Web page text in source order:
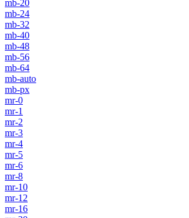
mb-20
mb-24
mb-32
mb-40
mb-48
mb-56
mb-64
mb-auto
mb-px
mr-0
mr-1
mr-2
mr-3
mr-4
mr-5
mr-6
mr-8
mr-10
mr-12
mr-16